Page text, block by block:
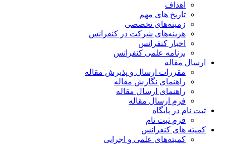
اهداف
تاریخ های مهم
زمینه‌های تخصصی
هزینه‌های شرکت در کنفرانس
اخبار کنفرانس
برنامه علمی کنفرانس
ارسال مقاله
مقررات ارسال و پذیرش مقاله
راهنمای نگارش مقاله
راهنمای ارسال مقاله
فرم ارسال مقاله
ثبت نام در پایگاه
فرم ثبت نام
کمیته های کنفرانس
کمیته‌های علمی و اجرایی